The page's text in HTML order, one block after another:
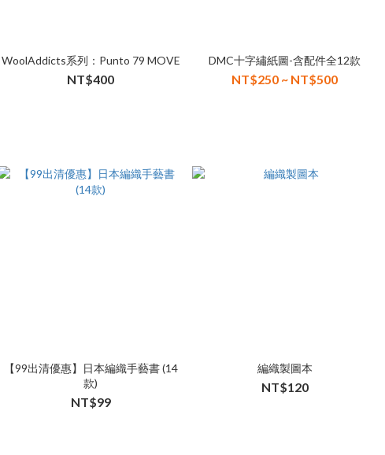
WoolAddicts系列：Punto 79 MOVE
NT$400
DMC十字繡紙圖-含配件全12款
NT$250 ~ NT$500
【99出清優惠】日本編織手藝書 (14
款)
NT$99
編織製圖本
NT$120